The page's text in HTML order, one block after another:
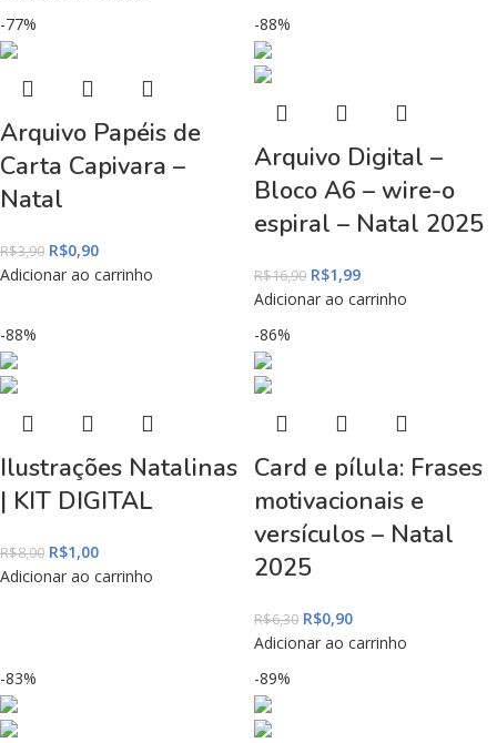
-77%
Arquivo Papéis de
Carta Capivara –
Natal
R$3,90 R$0,90
Adicionar ao carrinho
-88%
Arquivo Digital –
Bloco A6 – wire-o
espiral – Natal 2025
R$16,90 R$1,99
Adicionar ao carrinho
-88%
Ilustrações Natalinas
| KIT DIGITAL
R$8,00 R$1,00
Adicionar ao carrinho
-86%
Card e pílula: Frases
motivacionais e
versículos – Natal
2025
R$6,30 R$0,90
Adicionar ao carrinho
-83%
-89%